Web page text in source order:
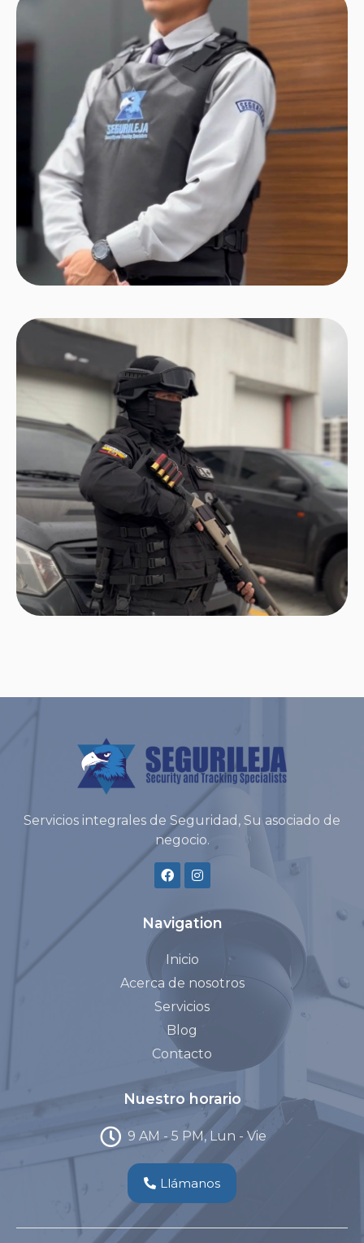
Servicios integrales de Seguridad, Su asociado de
negocio.
Navigation
Inicio
Acerca de nosotros
Servicios
Blog
Contacto
Nuestro horario
9 AM - 5 PM, Lun - Vie
Llámanos